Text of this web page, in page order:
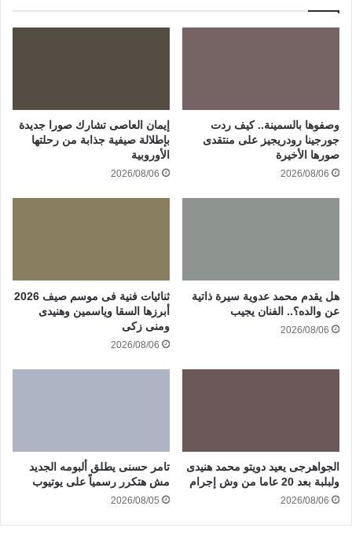
وصفوها بالسمينة.. كيف ردت
جورجينا رودريجيز على منتقدى
صورها الأخيرة
2026/08/06
إيمان العاصى تشارك صورا جديدة
بإطلالة صيفية جذابة من رحلتها
الأوروبية
2026/08/06
هل يقدم محمد عدوية سيرة ذاتية
عن والده؟.. الفنان يجيب
2026/08/06
ثنائيات فنية فى موسم صيف 2026
أبرزها السقا وياسمين وهنيدى
ومنى زكى
2026/08/06
الجواهرجى يعيد دويتو محمد هنيدى
ولبلبة بعد 20 عاما من وش إجرام
2026/08/06
تامر حسنى يطلق ألبومه الجديد
مش هتكرر رسمياً على يوتيوب
2026/08/05